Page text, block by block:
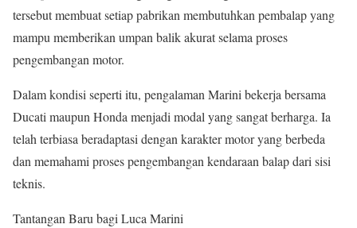
tersebut membuat setiap pabrikan membutuhkan pembalap yang
mampu memberikan umpan balik akurat selama proses
pengembangan motor.
Dalam kondisi seperti itu, pengalaman Marini bekerja bersama
Ducati maupun Honda menjadi modal yang sangat berharga. Ia
telah terbiasa beradaptasi dengan karakter motor yang berbeda
dan memahami proses pengembangan kendaraan balap dari sisi
teknis.
Tantangan Baru bagi Luca Marini